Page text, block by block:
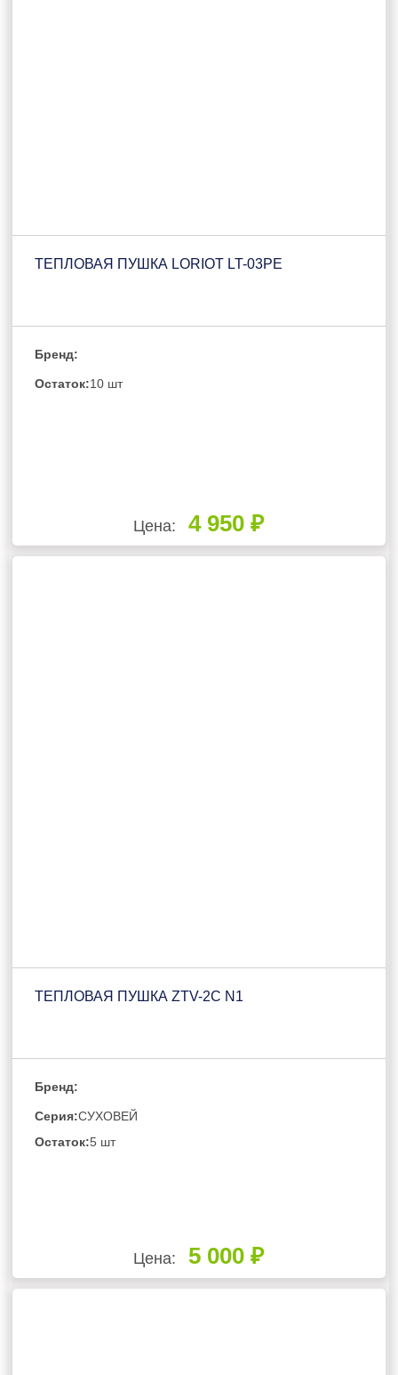
ТЕПЛОВАЯ ПУШКА LORIOT LT-03PE
Бренд:
Остаток:10 шт
Цена: 4 950 ₽
ТЕПЛОВАЯ ПУШКА ZTV-2С N1
Бренд:
Серия:СУХОВЕЙ
Остаток:5 шт
Цена: 5 000 ₽